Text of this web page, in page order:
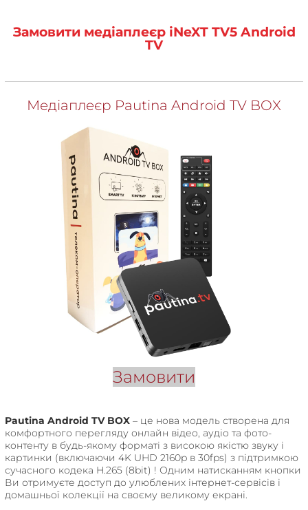
Замовити медіаплеєр iNeXT TV5 Android
TV
Медіаплеєр Pautina Android TV BOX
Замовити
Pautina Android TV BOX – це нова модель створена для
комфортного перегляду онлайн відео, аудіо та фото-
контенту в будь-якому форматі з високою якістю звуку і
картинки (включаючи 4K UHD 2160p в 30fps) з підтримкою
сучасного кодека H.265 (8bit) ! Одним натисканням кнопки
Ви отримуєте доступ до улюблених інтернет-сервісів і
домашньої колекції на своєму великому екрані.